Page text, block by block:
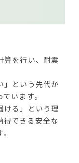
算を行い、耐震
」という先代か
います。
ける」という理
得できる安全な